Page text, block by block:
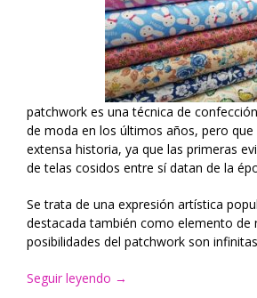
patchwork es una técnica de
de moda en los últimos años, pero que
extensa historia, ya que las primeras
de telas cosidos entre sí datan de la
Se trata de una expresión artística
destacada también como elemento de
posibilidades del patchwork son
Seguir leyendo “El
→